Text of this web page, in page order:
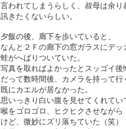
言われてしまうらしく、叔母は余り
訊きたくないらしい。
夕飯の後、廊下を歩いていると、
なんと２Ｆの廊下の窓ガラスにデッ
蛙がへばりついていた。
写真を取ればよかったとスッゴイ後
だって数時間後、カメラを持って行
既にカエルが居なかった。
思いっきり白い腹を見せてくれてい
喉をゴロゴロ、ヒクヒクさせながら
けど、微妙にズリ落ちていた（笑）